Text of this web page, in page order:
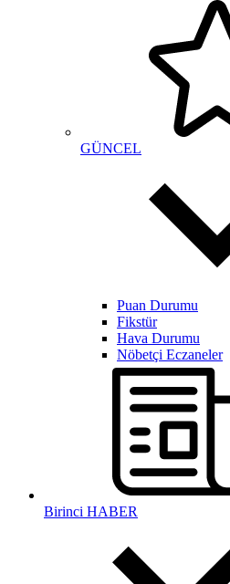
GÜNCEL
Puan Durumu
Fikstür
Hava Durumu
Nöbetçi Eczaneler
Birinci HABER